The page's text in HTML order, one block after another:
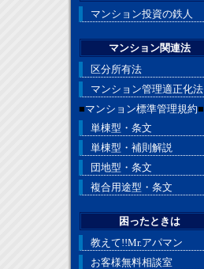
マンション投資の鉄人
マンション関連法
区分所有法
マンション管理適正化法
■マンション標準管理規約■
単棟型・条文
単棟型・補則解説
団地型・条文
複合用途型・条文
困ったときは
教えて!!Mr.アパマン
お客様無料相談室